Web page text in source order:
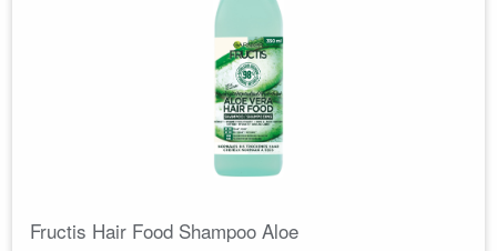
Fructis Hair Food Shampoo Aloe